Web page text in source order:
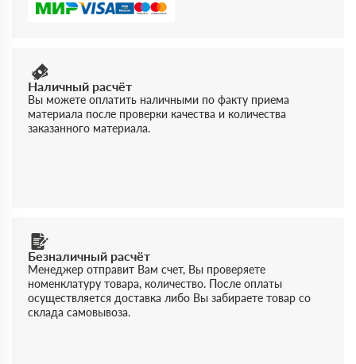
Наличный расчёт
Вы можете оплатить наличными по факту приема
материала после проверки качества и количества
заказанного материала.
Безналичный расчёт
Менеджер отправит Вам счет, Вы проверяете
номенклатуру товара, количество. После оплаты
осуществляется доставка либо Вы забираете товар со
склада самовывоза.